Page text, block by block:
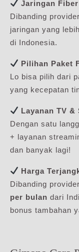
Jaringan
Dibanding
jaringan yang
di Indonesia.
Pilihan Paket
Lo bisa pilih dari
yang kecepatan
Layanan TV &
Dengan satu
+ layanan
dan banyak lagi!
Harga
Dibanding
per bulan dari
bonus tambahan